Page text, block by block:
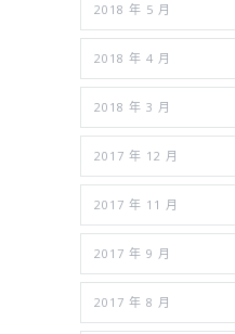
2018 年 5 月
2018 年 4 月
2018 年 3 月
2017 年 12 月
2017 年 11 月
2017 年 9 月
2017 年 8 月